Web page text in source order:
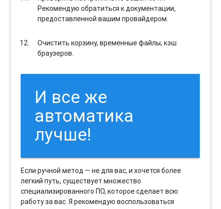
Рекомендую обратиться к документации,
предоставленной вашим провайдером.
Очистить корзину, временные файлы, кэш
браузеров.
И все же
автоматика
лучше!
Если ручной метод — не для вас, и хочется более
легкий путь, существует множество
специализированного ПО, которое сделает всю
работу за вас. Я рекомендую воспользоваться